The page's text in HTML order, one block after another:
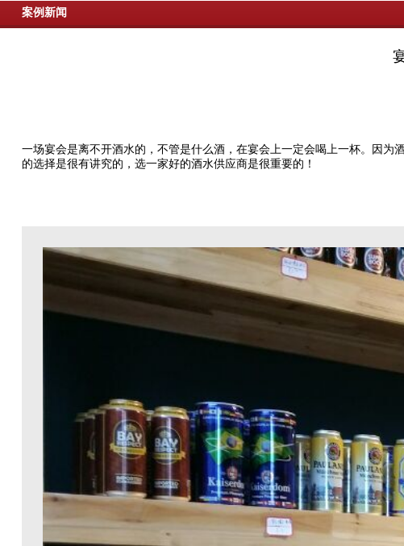
案例新闻
一场宴会是离不开酒水的，不管是什么酒，在宴会上一定会喝上一杯。因
的选择是很有讲究的，选一家好的酒水供应商是很重要的！